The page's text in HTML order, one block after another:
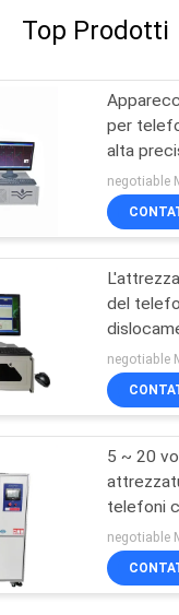
Top Prodotti
per
alta
negotiable
del
carico
negotiable
5 ~ 20
telefoni
negotiable